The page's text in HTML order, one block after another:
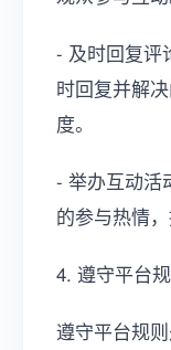
- 及时回复评
时回复并解
度。
- 举办互动活
的参与热情
4. 遵守平台
遵守平台规